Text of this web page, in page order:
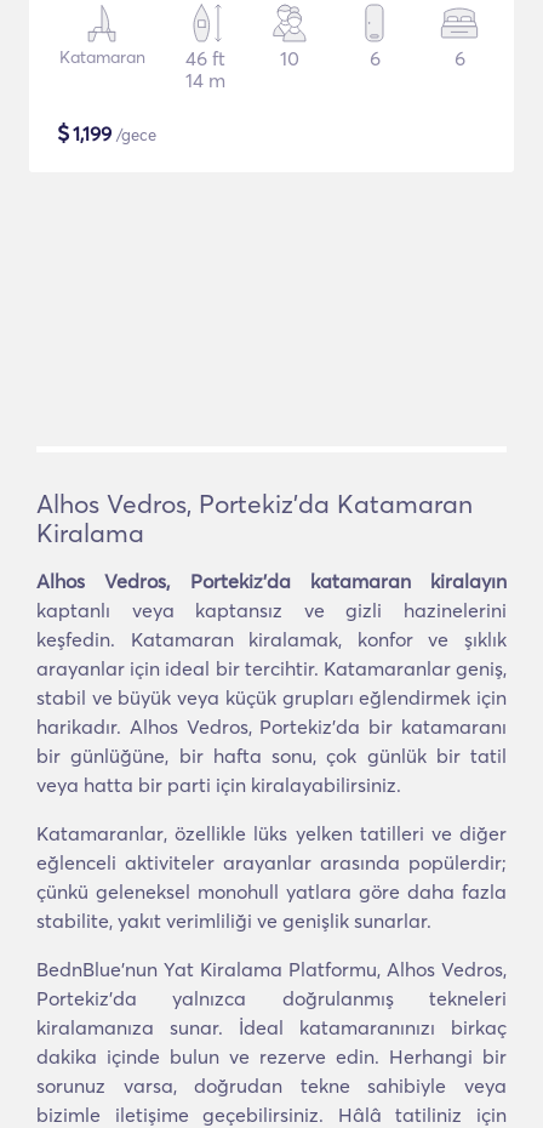
Katamaran
46 ft
14 m
10 6 6
$1,199 /gece
Alhos Vedros, Portekiz'da Katamaran
Kiralama
Alhos Vedros, Portekiz'da katamaran kiralayın
kaptanlı veya kaptansız ve gizli hazinelerini
keşfedin. Katamaran kiralamak, konfor ve şıklık
arayanlar için ideal bir tercihtir. Katamaranlar geniş,
stabil ve büyük veya küçük grupları eğlendirmek için
harikadır. Alhos Vedros, Portekiz'da bir katamaranı
bir günlüğüne, bir hafta sonu, çok günlük bir tatil
veya hatta bir parti için kiralayabilirsiniz.
Katamaranlar, özellikle lüks yelken tatilleri ve diğer
eğlenceli aktiviteler arayanlar arasında popülerdir;
çünkü geleneksel monohull yatlara göre daha fazla
stabilite, yakıt verimliliği ve genişlik sunarlar.
BednBlue'nun Yat Kiralama Platformu, Alhos Vedros,
Portekiz'da yalnızca doğrulanmış tekneleri
kiralamanıza sunar. İdeal katamaranınızı birkaç
dakika içinde bulun ve rezerve edin. Herhangi bir
sorunuz varsa, doğrudan tekne sahibiyle veya
bizimle iletişime geçebilirsiniz. Hâlâ tatiliniz için